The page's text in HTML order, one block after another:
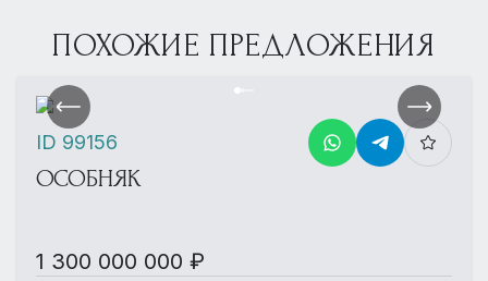
ПОХОЖИЕ ПРЕДЛОЖЕНИЯ
ОСОБНЯК
1 300 000 000 ₽
ID 99156